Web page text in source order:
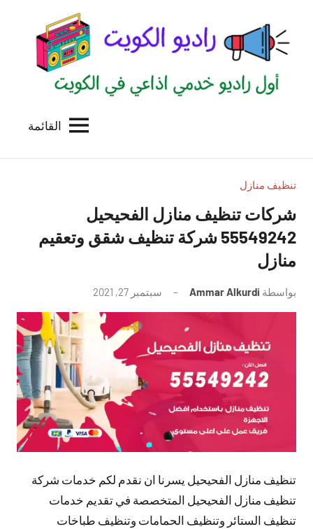
المحتوى
الكويت
للاعلانات
بالكويت
القائمة
تنظيف منازل
شركات تنظيف منازل الفحيحيل
55549242 شركة تنظيف شقق وتعقيم
منازل
بواسطة Ammar Alkurdi سبتمبر 27, 2021
توجد
تعليقات
تنظيف منازل الفحيحيل يسرنا ان نقدم لكم خدمات شركة
تنظيف منازل الفحيحيل المتخصصة في تقديم خدمات
تنظيف الستائر وتنظيف الحمامات وتنظيف طباخات